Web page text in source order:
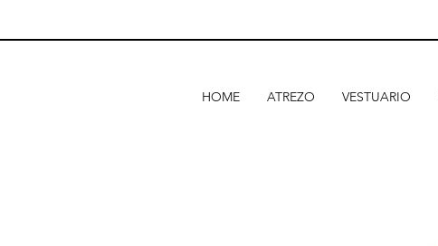
HOME ATREZO VESTUARIO